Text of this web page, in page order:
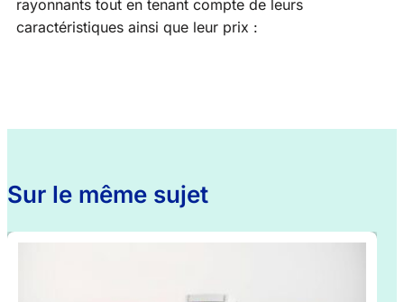
rayonnants tout en tenant compte de leurs
caractéristiques ainsi que leur prix :
Sur le même sujet